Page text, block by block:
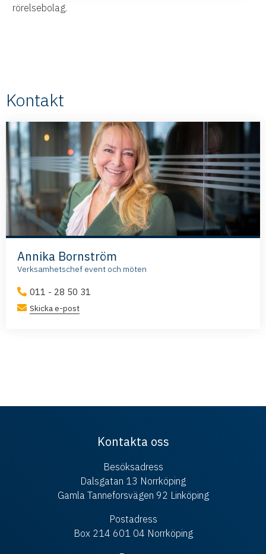
rörelsebolag.
Kontakt
Annika Bornström
Verksamhetschef event och möten
011 - 28 50 31
Skicka e-post
Kontakta oss
Besöksadress
Dalsgatan 13 Norrköping
Gamla Tanneforsvägen 92 Linköping
Postadress
Box 214 601 04 Norrköping